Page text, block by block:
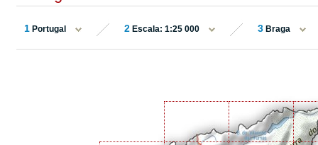
1 Portugal 2 Escala: 1:25 000 3 Braga